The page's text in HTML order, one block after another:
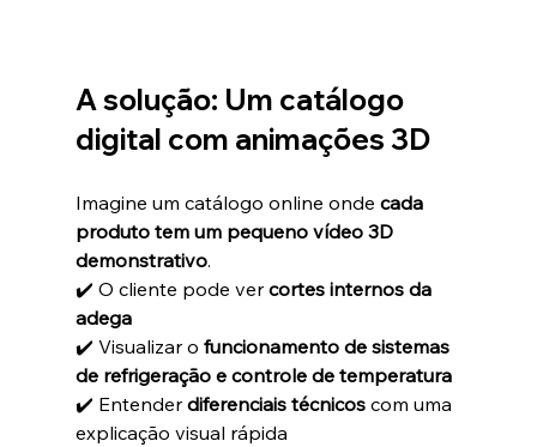
A solução: Um catálogo
digital com animações 3D
Imagine um catálogo online onde cada
produto tem um pequeno vídeo 3D
demonstrativo.
✔️ O cliente pode ver cortes internos da
adega
✔️ Visualizar o funcionamento de sistemas
de refrigeração e controle de temperatura
✔️ Entender diferenciais técnicos com uma
explicação visual rápida